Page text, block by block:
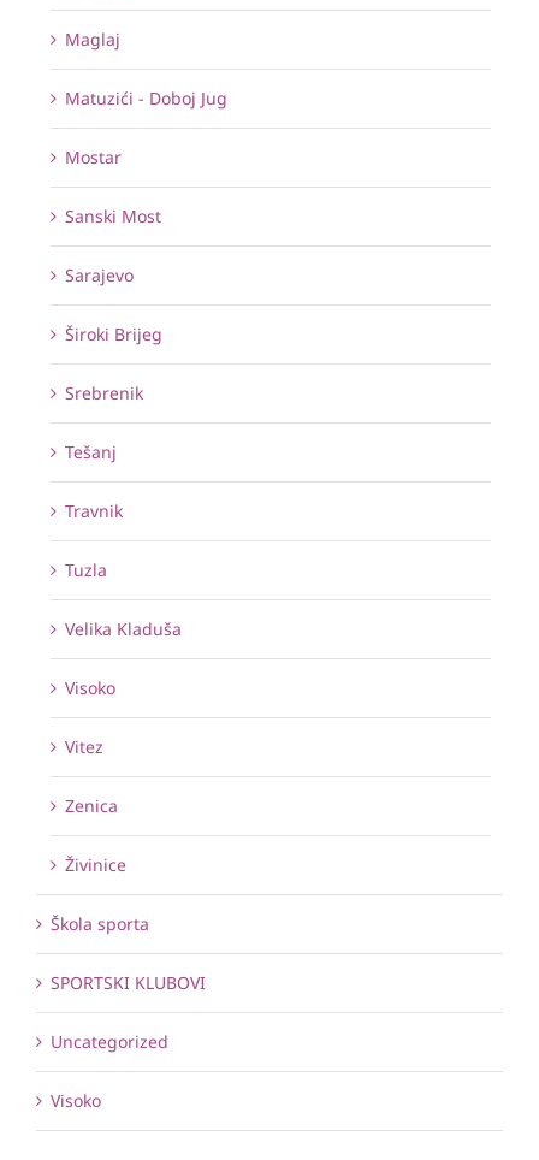
Maglaj
Matuzići - Doboj Jug
Mostar
Sanski Most
Sarajevo
Široki Brijeg
Srebrenik
Tešanj
Travnik
Tuzla
Velika Kladuša
Visoko
Vitez
Zenica
Živinice
Škola sporta
SPORTSKI KLUBOVI
Uncategorized
Visoko